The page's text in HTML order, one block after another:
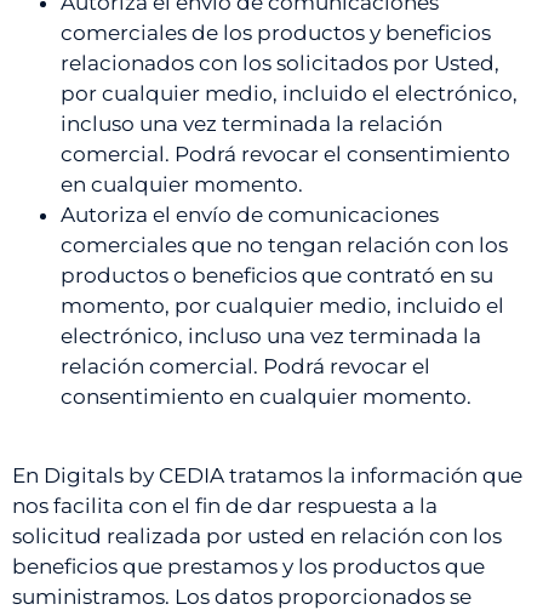
comerciales de los productos y beneficios
relacionados con los solicitados por Usted,
por cualquier medio, incluido el electrónico,
incluso una vez terminada la relación
comercial. Podrá revocar el consentimiento
en cualquier momento.
Autoriza el envío de comunicaciones
comerciales que no tengan relación con los
productos o beneficios que contrató en su
momento, por cualquier medio, incluido el
electrónico, incluso una vez terminada la
relación comercial. Podrá revocar el
consentimiento en cualquier momento.
En Digitals by CEDIA tratamos la información que
nos facilita con el fin de dar respuesta a la
solicitud realizada por usted en relación con los
beneficios que prestamos y los productos que
suministramos. Los datos proporcionados se